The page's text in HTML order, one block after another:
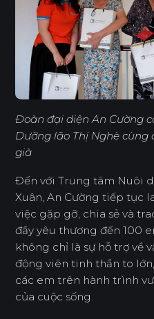
Đoàn đại diện An Cường
Dưỡng lão Thị Nghè cùng
già
Đến với Trung tâm Nuôi
Xuân, An Cường tiếp tục
việc gặp gỡ, chia sẻ và
đầy yêu thương đến 100
không chỉ là sự hỗ trợ về
động viên tinh thần to
các em trên hành trình
của cuộc sống.